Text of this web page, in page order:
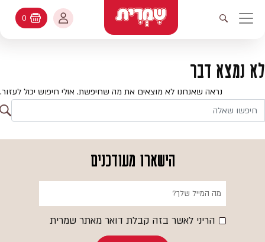
ניווט ראשי
פתיחת חיפוש
עולמות האפיה
מתכונים
קטלוג המוצרים
שאלות ותשובות
החשבון שלי
החשבון שלי
היסטורית הזמנות
עדכן סיסמה
עגלת קניות
0
לא נמצא דבר
נראה שאנחנו לא מוצאים את מה שחיפשת. אולי חיפוש יכול לעזור.
הישארו מעודכנים
הריני לאשר בזה קבלת דואר מאתר שמרית